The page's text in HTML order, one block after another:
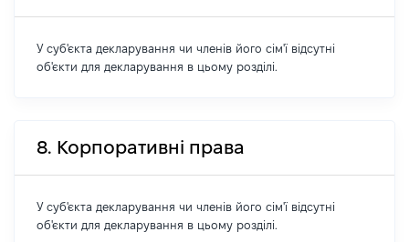
У суб'єкта декларування чи членів його сім'ї відсутні
об'єкти для декларування в цьому розділі.
8. Корпоративні права
У суб'єкта декларування чи членів його сім'ї відсутні
об'єкти для декларування в цьому розділі.